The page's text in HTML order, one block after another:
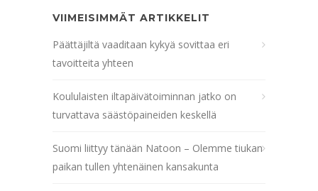
VIIMEISIMMÄT ARTIKKELIT
Päättäjiltä vaaditaan kykyä sovittaa eri
tavoitteita yhteen
Koululaisten iltapäivätoiminnan jatko on
turvattava säästöpaineiden keskellä
Suomi liittyy tänään Natoon – Olemme tiukan
paikan tullen yhtenäinen kansakunta